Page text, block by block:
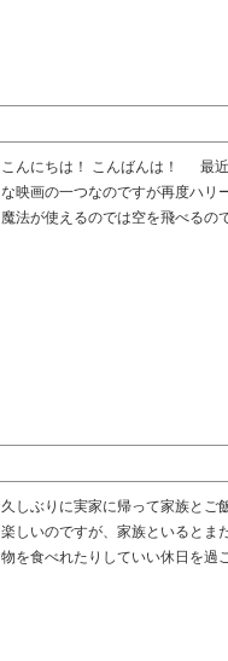
こんにちは！ こんばんは！ 最近
な映画の一つなのですが再度ハリ
魔法が使えるのでは空を飛べるの
久しぶりに実家に帰って家族とご
楽しいのですが、家族といるとま
物を食べれたりしていい休日を過